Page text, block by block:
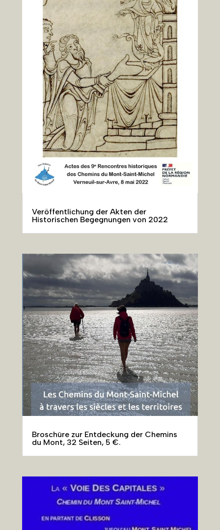
Veröffentlichung der Akten der
Historischen Begegnungen von 2022
Broschüre zur Entdeckung der Chemins
du Mont, 32 Seiten, 5 €.